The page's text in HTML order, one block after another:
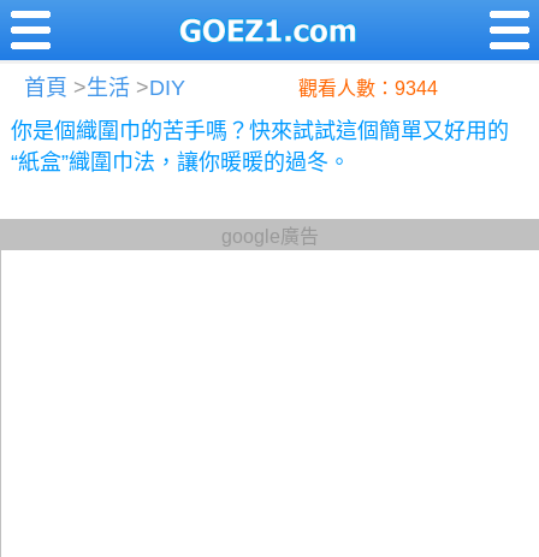
首頁 >生活 >DIY 觀看人數：9344
你是個織圍巾的苦手嗎？快來試試這個簡單又好用的
“紙盒”織圍巾法，讓你暖暖的過冬。
google廣告